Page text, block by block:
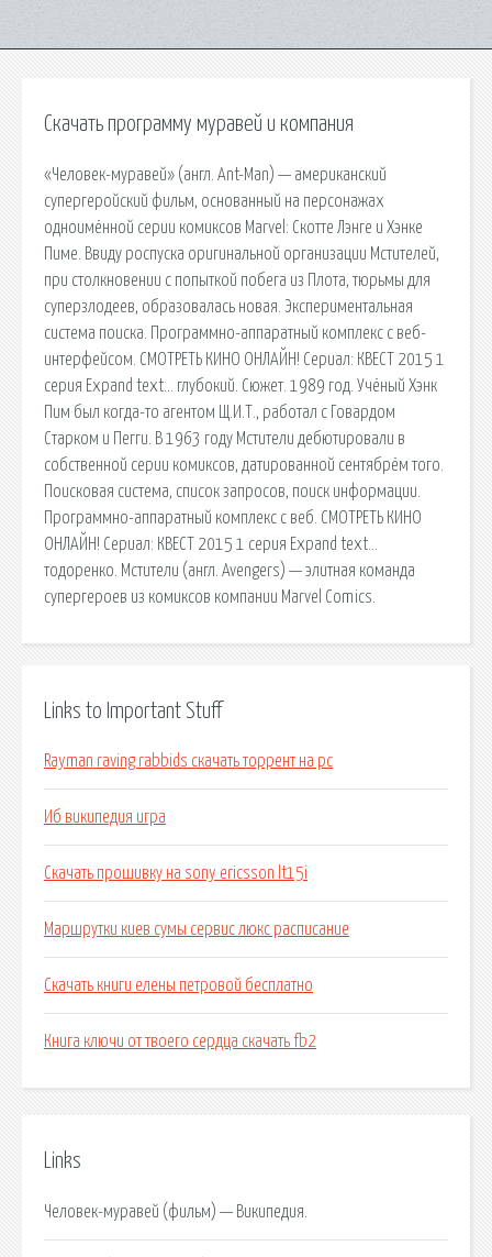
Скачать программу муравей и компания
«Человек-муравей» (англ. Ant-Man) — американский
супергеройский фильм, основанный на персонажах
одноимённой серии комиксов Marvel: Скотте Лэнге и Хэнке
Пиме. Ввиду роспуска оригинальной организации Мстителей,
при столкновении с попыткой побега из Плота, тюрьмы для
суперзлодеев, образовалась новая. Экспериментальная
система поиска. Программно-аппаратный комплекс с веб-
интерфейсом. СМОТРЕТЬ КИНО ОНЛАЙН! Сериал: КВЕСТ 2015 1
серия Expand text… глубокий. Сюжет. 1989 год. Учёный Хэнк
Пим был когда-то агентом Щ.И.Т., работал с Говардом
Старком и Пегги. В 1963 году Мстители дебютировали в
собственной серии комиксов, датированной сентябрём того.
Поисковая сиcтема, список запросов, поиск информации.
Программно-аппаратный комплекс с веб. СМОТРЕТЬ КИНО
ОНЛАЙН! Сериал: КВЕСТ 2015 1 серия Expand text…
тодоренко. Мстители (англ. Avengers) — элитная команда
супергероев из комиксов компании Marvel Comics.
Links to Important Stuff
Rayman raving rabbids скачать торрент на pc
Иб википедия игра
Скачать прошивку на sony ericsson lt15i
Маршрутки киев сумы сервис люкс расписание
Скачать книги елены петровой бесплатно
Книга ключи от твоего сердца скачать fb2
Links
Человек-муравей (фильм) — Википедия.